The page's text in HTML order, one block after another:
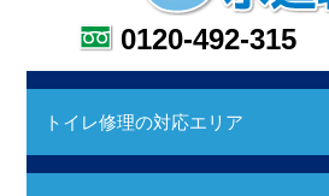
0120-492-315
トイレ修理の対応エリア